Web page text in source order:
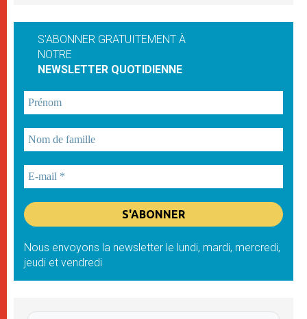
S'ABONNER GRATUITEMENT À
NOTRE
NEWSLETTER QUOTIDIENNE
Nous envoyons la newsletter le lundi, mardi, mercredi,
jeudi et vendredi